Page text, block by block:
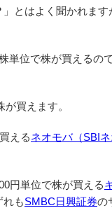
」とはよく聞かれま
単位で株が買えるの
買えます。
えるネオモバ（SBIネ
円単位で株が買える
れもSMBC日興証券の